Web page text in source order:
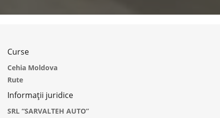
Curse
Cehia Moldova
Rute
Informații juridice
SRL “SARVALTEH AUTO”